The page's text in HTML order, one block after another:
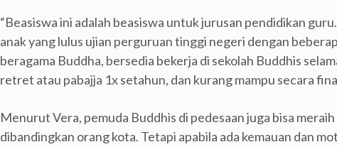
“Beasiswa ini adalah beasiswa untuk jurusan pendidikan
anak yang lulus ujian perguruan tinggi negeri dengan
beragama Buddha, bersedia bekerja di sekolah Buddhis
retret atau pabajja 1x setahun, dan kurang mampu secara
Menurut Vera, pemuda Buddhis di pedesaan juga bisa
dibandingkan orang kota. Tetapi apabila ada kemauan dan